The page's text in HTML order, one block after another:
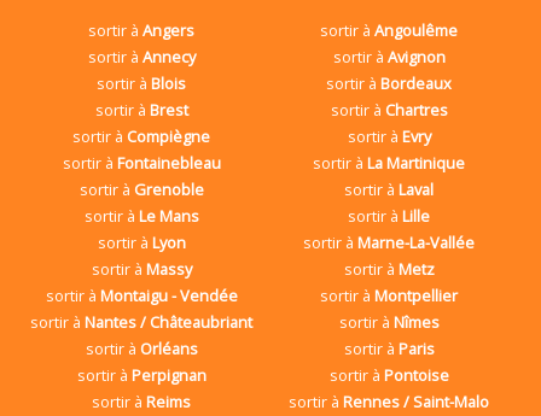
sortir àAngers sortir àAngoulême
sortir à Annecy sortir à Avignon
sortir àBlois sortir àBordeaux
sortir à Brest sortir à Chartres
sortir à Compiègne sortir à Evry
sortir à Fontainebleau sortir àLa Martinique
sortir à Grenoble sortir àLaval
sortir à Le Mans sortir àLille
sortir à Lyon sortir àMarne-La-Vallée
sortir à Massy sortir à Metz
sortir à Montaigu - Vendée sortir àMontpellier
sortir àNantes / Châteaubriant sortir à Nîmes
sortir à Orléans sortir à Paris
sortir à Perpignan sortir à Pontoise
sortir àReims sortir àRennes / Saint-Malo